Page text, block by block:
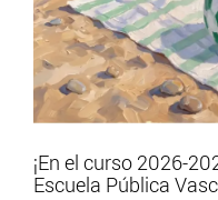
¡En el curso 2026-
Escuela Pública